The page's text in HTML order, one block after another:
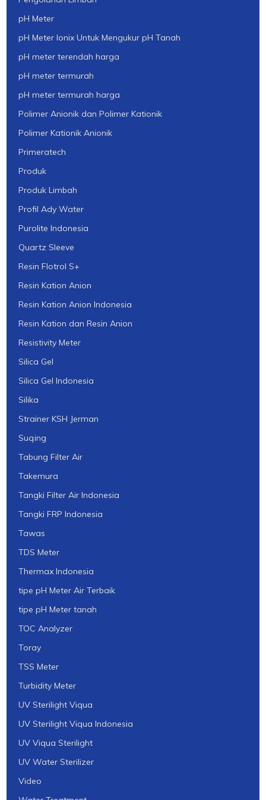
pH Meter
pH Meter Ionix Untuk Mengukur pH Tanah
pH meter terendah harga
pH meter termurah
pH meter termurah harga
Polimer Anionik dan Polimer Kationik
Polimer Kationik Anionik
Primeratech
Produk
Produk Limbah
Profil Ady Water
Purolite Indonesia
Quartz Sleeve
Resin Flotrol S+
Resin Kation Anion
Resin Kation Anion Indonesia
Resin Kation dan Resin Anion
Resistivity Meter
Silica Gel
Silica Gel Indonesia
Silika
Strainer KSH Jerman
Suqing
Tabung Filter Air
Takemura
Tangki Filter Air Indonesia
Tangki FRP Indonesia
Tawas
TDS Meter
Thermax Indonesia
tipe pH Meter Air Terbaik
tipe pH Meter tanah
TOC Analyzer
Toray
TSS Meter
Turbidity Meter
UV Sterilight Viqua
UV Sterilight Viqua Indonesia
UV Viqua Sterilight
UV Water Sterilizer
Video